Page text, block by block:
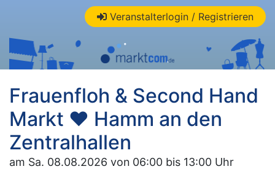
Veranstalterlogin / Registrieren
Frauenfloh & Second Hand
Markt ❤ Hamm an den
Zentralhallen
am Sa. 08.08.2026 von 06:00 bis 13:00 Uhr